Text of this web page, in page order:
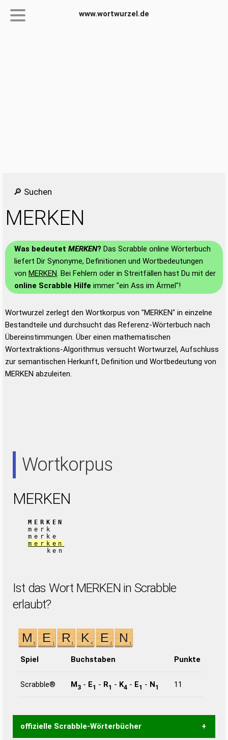
www.wortwurzel.de
🔎 Suchen
MERKEN
Was bedeutet MERKEN? Das Scrabble online Wörterbuch
liefert Dir Synonyme, Definitionen und Wortbedeutungen
von MERKEN. Bei Fehlern oder in Streitfällen hast Du mit der
online Scrabble Hilfe immer "ein Ass im Ärmel"!
Wortwurzel zerlegt den Wortkorpus von "MERKEN" in einzelne
Bestandteile und durchsucht das Referenz-Wörterbuch nach
Übereinstimmungen. Über einen mathematischen
Wortextraktions-Algorithmus versucht Wortwurzel, Aufschluss
zur semantischen Herkunft, Definition und Wortbedeutung von
MERKEN abzuleiten.
Wortkorpus
MERKEN
MERKEN
merk
merke
merken
ken
Ist das Wort MERKEN in Scrabble
erlaubt?
Spiel Buchstaben Punkte
Scrabble® M3 - E1 - R1 - K4 - E1 - N1 11
offizielle Scrabble-Wörterbücher